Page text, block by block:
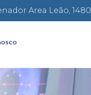
Area Leão, 1480